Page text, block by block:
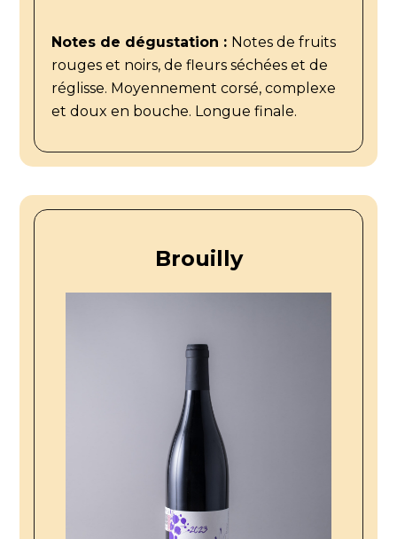
Notes de dégustation : Notes de fruits
rouges et noirs, de fleurs séchées et de
réglisse. Moyennement corsé, complexe
et doux en bouche. Longue finale.
Brouilly